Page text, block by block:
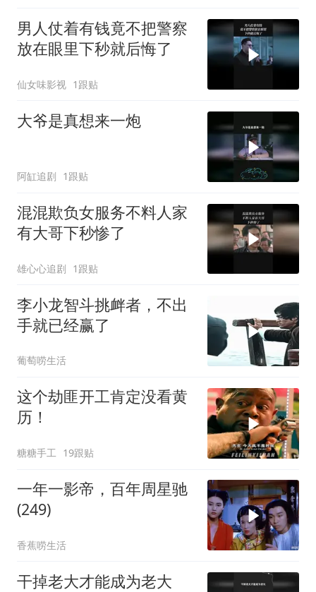
男人仗着有钱竟不把警察
放在眼里下秒就后悔了
仙女味影视 1跟贴
大爷是真想来一炮
阿缸追剧 1跟贴
混混欺负女服务不料人家
有大哥下秒惨了
雄心心追剧 1跟贴
李小龙智斗挑衅者，不出
手就已经赢了
葡萄唠生活
这个劫匪开工肯定没看黄
历！
糖糖手工 19跟贴
一年一影帝，百年周星驰
(249)
香蕉唠生活
干掉老大才能成为老大